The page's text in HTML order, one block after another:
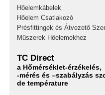
Hőelemkábelek
Hőelem Csatlakozó
Présfittingek és Átvezető
Műszerek Hőelemekhez
TC Direct
a Hőmérséklet-érzékelés,
-mérés és –szabályzás
de température